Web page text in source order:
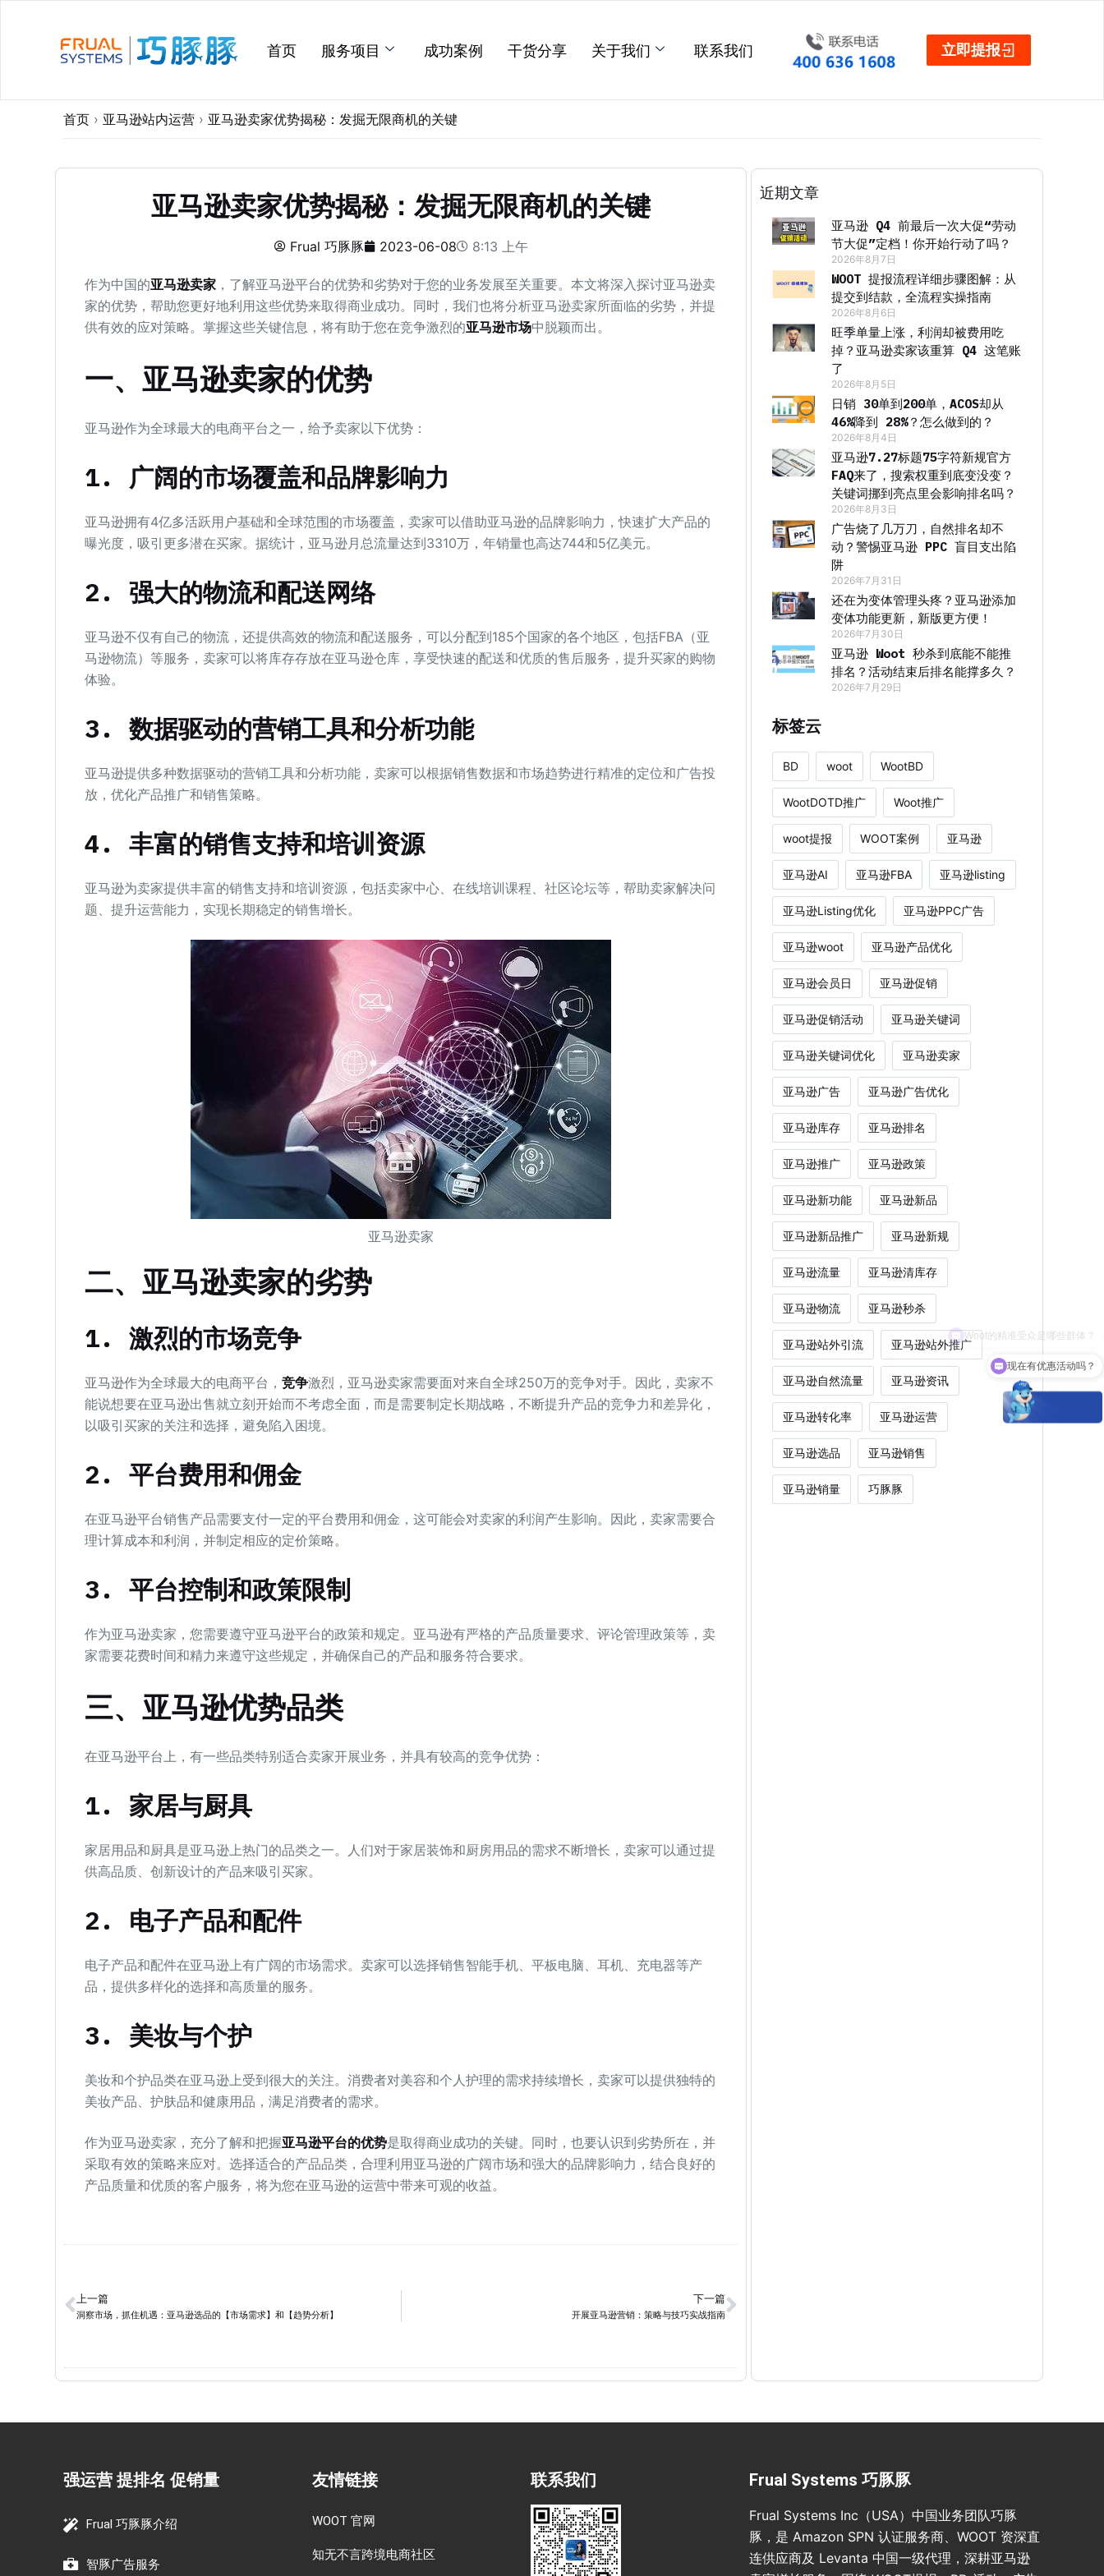
首页 服务项目 成功案例 干货分享 关于我们 联系我们 立即提报
首页 › 亚马逊站内运营 › 亚马逊卖家优势揭秘：发掘无限商机的关键
亚马逊卖家优势揭秘：发掘无限商机的关键
Frual 巧豚豚 2023-06-08 8:13 上午
作为中国的亚马逊卖家，了解亚马逊平台的优势和劣势对于您的业务发展至关重要。本文将深入探讨亚马逊卖
家的优势，帮助您更好地利用这些优势来取得商业成功。同时，我们也将分析亚马逊卖家所面临的劣势，并提
供有效的应对策略。掌握这些关键信息，将有助于您在竞争激烈的亚马逊市场中脱颖而出。
一、亚马逊卖家的优势
亚马逊作为全球最大的电商平台之一，给予卖家以下优势：
1. 广阔的市场覆盖和品牌影响力
亚马逊拥有4亿多活跃用户基础和全球范围的市场覆盖，卖家可以借助亚马逊的品牌影响力，快速扩大产品的
曝光度，吸引更多潜在买家。据统计，亚马逊月总流量达到3310万，年销量也高达744和5亿美元。
2. 强大的物流和配送网络
亚马逊不仅有自己的物流，还提供高效的物流和配送服务，可以分配到185个国家的各个地区，包括FBA（亚
马逊物流）等服务，卖家可以将库存存放在亚马逊仓库，享受快速的配送和优质的售后服务，提升买家的购物
体验。
3. 数据驱动的营销工具和分析功能
亚马逊提供多种数据驱动的营销工具和分析功能，卖家可以根据销售数据和市场趋势进行精准的定位和广告投
放，优化产品推广和销售策略。
4. 丰富的销售支持和培训资源
亚马逊为卖家提供丰富的销售支持和培训资源，包括卖家中心、在线培训课程、社区论坛等，帮助卖家解决问
题、提升运营能力，实现长期稳定的销售增长。
亚马逊卖家
二、亚马逊卖家的劣势
1. 激烈的市场竞争
亚马逊作为全球最大的电商平台， 竞争激烈，亚马逊卖家需要面对来自全球250万的竞争对手。因此，卖家不
能说想要在亚马逊出售就立刻开始而不考虑全面，而是需要制定长期战略，不断提升产品的竞争力和差异化，
以吸引买家的关注和选择，避免陷入困境。
2. 平台费用和佣金
在亚马逊平台销售产品需要支付一定的平台费用和佣金，这可能会对卖家的利润产生影响。因此，卖家需要合
理计算成本和利润，并制定相应的定价策略。
3. 平台控制和政策限制
作为亚马逊卖家，您需要遵守亚马逊平台的政策和规定。亚马逊有严格的产品质量要求、评论管理政策等，卖
家需要花费时间和精力来遵守这些规定，并确保自己的产品和服务符合要求。
三、亚马逊优势品类
在亚马逊平台上，有一些品类特别适合卖家开展业务，并具有较高的竞争优势：
1. 家居与厨具
家居用品和厨具是亚马逊上热门的品类之一。人们对于家居装饰和厨房用品的需求不断增长，卖家可以通过提
供高品质、创新设计的产品来吸引买家。
2. 电子产品和配件
电子产品和配件在亚马逊上有广阔的市场需求。卖家可以选择销售智能手机、平板电脑、耳机、充电器等产
品，提供多样化的选择和高质量的服务。
3. 美妆与个护
美妆和个护品类在亚马逊上受到很大的关注。消费者对美容和个人护理的需求持续增长，卖家可以提供独特的
美妆产品、护肤品和健康用品，满足消费者的需求。
作为亚马逊卖家，充分了解和把握亚马逊平台的优势是取得商业成功的关键。同时，也要认识到劣势所在，并
采取有效的策略来应对。选择适合的产品品类，合理利用亚马逊的广阔市场和强大的品牌影响力，结合良好的
产品质量和优质的客户服务，将为您在亚马逊的运营中带来可观的收益。
上一篇
洞察市场，抓住机遇：亚马逊选品的【市场需求】和【趋势分析】
下一篇
开展亚马逊营销：策略与技巧实战指南
近期文章
亚马逊 Q4 前最后一次大促“劳动
节大促”定档！你开始行动了吗？
2026年8月7日
WOOT 提报流程详细步骤图解：从
提交到结款，全流程实操指南
2026年8月6日
旺季单量上涨，利润却被费用吃
掉？亚马逊卖家该重算 Q4 这笔账
了
2026年8月5日
日销 30单到200单，ACOS却从
46%降到 28%？怎么做到的？
2026年8月4日
亚马逊7.27标题75字符新规官方
FAQ来了，搜索权重到底变没变？
关键词挪到亮点里会影响排名吗？
2026年8月3日
广告烧了几万刀，自然排名却不
动？警惕亚马逊 PPC 盲目支出陷
阱
2026年7月31日
还在为变体管理头疼？亚马逊添加
变体功能更新，新版更方便！
2026年7月30日
亚马逊 Woot 秒杀到底能不能推
排名？活动结束后排名能撑多久？
2026年7月29日
标签云
BD woot WootBD
WootDOTD推广 Woot推广
woot提报 WOOT案例 亚马逊
亚马逊AI 亚马逊FBA 亚马逊listing
亚马逊Listing优化 亚马逊PPC广告
亚马逊woot 亚马逊产品优化
亚马逊会员日 亚马逊促销
亚马逊促销活动 亚马逊关键词
亚马逊关键词优化 亚马逊卖家
亚马逊广告 亚马逊广告优化
亚马逊库存 亚马逊排名
亚马逊推广 亚马逊政策
亚马逊新功能 亚马逊新品
亚马逊新品推广 亚马逊新规
亚马逊流量 亚马逊清库存
亚马逊物流 亚马逊秒杀
亚马逊站外引流 亚马逊站外推广
亚马逊自然流量 亚马逊资讯
亚马逊转化率 亚马逊运营
亚马逊选品 亚马逊销售
亚马逊销量 巧豚豚
强运营 提排名 促销量
Frual 巧豚豚介绍
智豚广告服务
友情链接
WOOT 官网
知无不言跨境电商社区
联系我们 Frual Systems 巧豚豚
Frual Systems Inc（USA）中国业务团队巧豚
豚，是 Amazon SPN 认证服务商、WOOT 资深直
连供应商及 Levanta 中国一级代理，深耕亚马逊
现在有优惠活动吗？